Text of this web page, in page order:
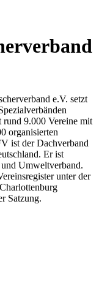
e.V. setzt
rund 9.000 Vereine mit
organisierten
ist der Dachverband
Er ist
Umweltverband.
unter der
Satzung.